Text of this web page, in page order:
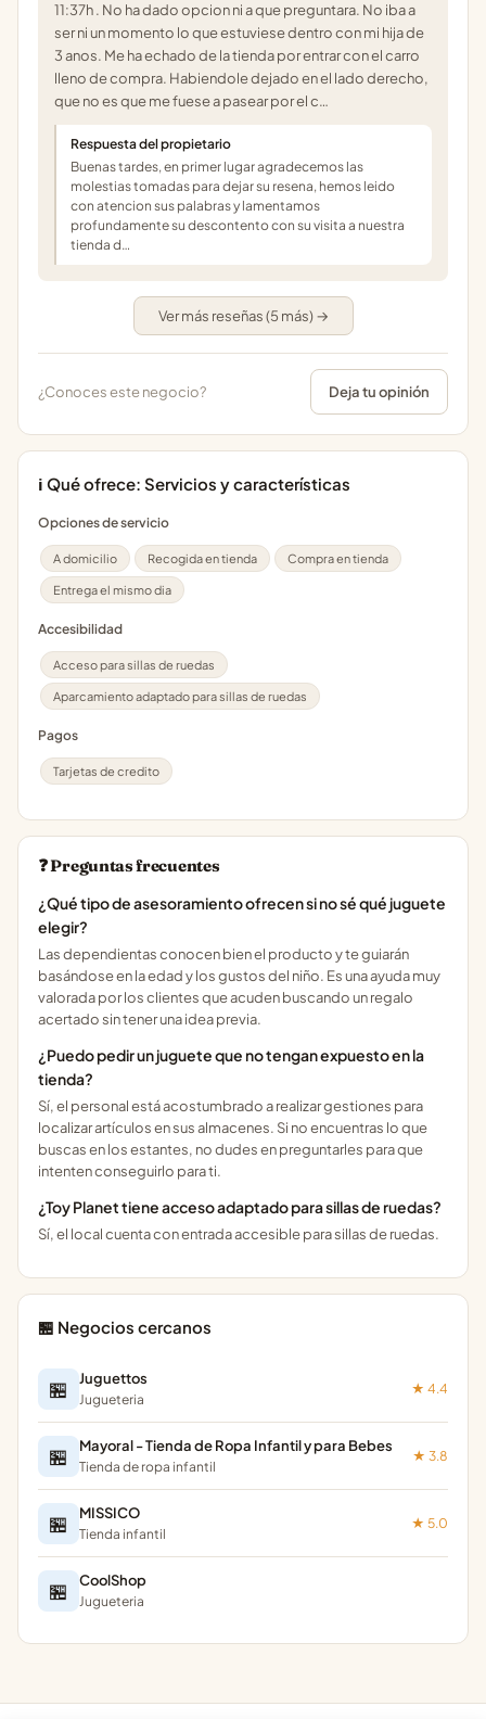
11:37h . No ha dado opcion ni a que preguntara. No iba a
ser ni un momento lo que estuviese dentro con mi hija de
3 anos. Me ha echado de la tienda por entrar con el carro
lleno de compra. Habiendole dejado en el lado derecho,
que no es que me fuese a pasear por el c…
Respuesta del propietario
Buenas tardes, en primer lugar agradecemos las
molestias tomadas para dejar su resena, hemos leido
con atencion sus palabras y lamentamos
profundamente su descontento con su visita a nuestra
tienda d…
Ver más reseñas (5 más) →
¿Conoces este negocio? Deja tu opinión
ℹ️ Qué ofrece: Servicios y características
Opciones de servicio
A domicilio Recogida en tienda Compra en tienda
Entrega el mismo dia
Accesibilidad
Acceso para sillas de ruedas
Aparcamiento adaptado para sillas de ruedas
Pagos
Tarjetas de credito
❓ Preguntas frecuentes
¿Qué tipo de asesoramiento ofrecen si no sé qué juguete
elegir?
Las dependientas conocen bien el producto y te guiarán
basándose en la edad y los gustos del niño. Es una ayuda muy
valorada por los clientes que acuden buscando un regalo
acertado sin tener una idea previa.
¿Puedo pedir un juguete que no tengan expuesto en la
tienda?
Sí, el personal está acostumbrado a realizar gestiones para
localizar artículos en sus almacenes. Si no encuentras lo que
buscas en los estantes, no dudes en preguntarles para que
intenten conseguirlo para ti.
¿Toy Planet tiene acceso adaptado para sillas de ruedas?
Sí, el local cuenta con entrada accesible para sillas de ruedas.
🏪 Negocios cercanos
🏪 Juguettos
Jugueteria
★ 4.4
🏪 Mayoral - Tienda de Ropa Infantil y para Bebes
Tienda de ropa infantil
★ 3.8
🏪 MISSICO
Tienda infantil
★ 5.0
🏪 CoolShop
Jugueteria